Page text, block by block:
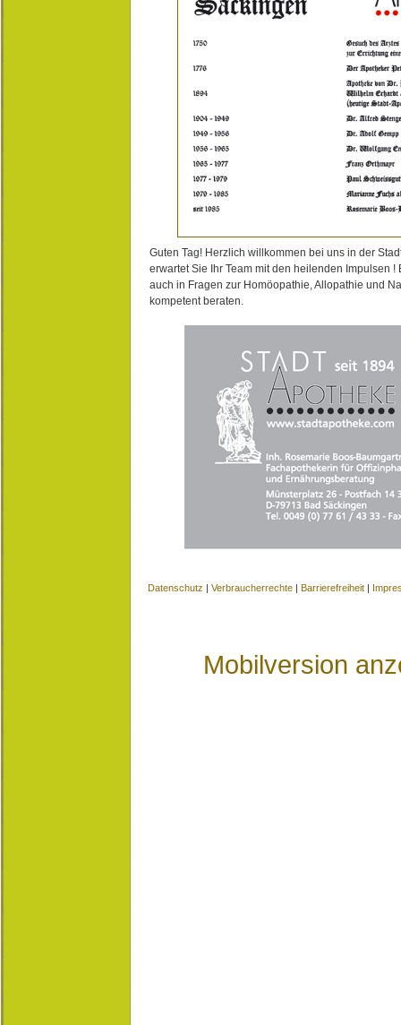
Guten Tag! Herzlich willkommen bei uns in der
erwartet Sie Ihr Team mit den heilenden Impulsen !
auch in Fragen zur Homöopathie, Allopathie und
kompetent beraten.
Datenschutz | Verbraucherrechte | Barrierefreiheit |
Mobilversion